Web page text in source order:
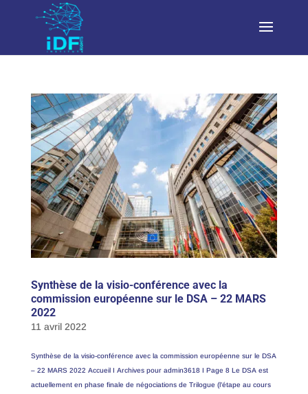
Synthèse de la visio-conférence avec la
commission européenne sur le DSA – 22 MARS
2022
11 avril 2022
Synthèse de la visio-conférence avec la commission européenne sur le DSA
– 22 MARS 2022 Accueil I Archives pour admin3618 I Page 8 Le DSA est
actuellement en phase finale de négociations de Trilogue (l’étape au cours